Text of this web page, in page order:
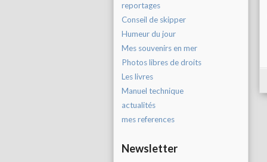
reportages
Conseil de skipper
Humeur du jour
Mes souvenirs en mer
Photos libres de droits
Les livres
Manuel technique
actualités
mes references
Newsletter